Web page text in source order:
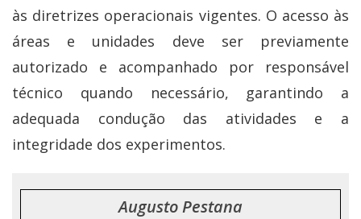
às diretrizes operacionais vigentes. O acesso às
áreas e unidades deve ser previamente
autorizado e acompanhado por responsável
técnico quando necessário, garantindo a
adequada condução das atividades e a
integridade dos experimentos.
Augusto Pestana